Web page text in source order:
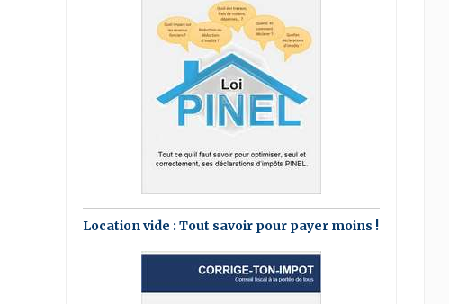
Location vide : Tout savoir pour payer moins !